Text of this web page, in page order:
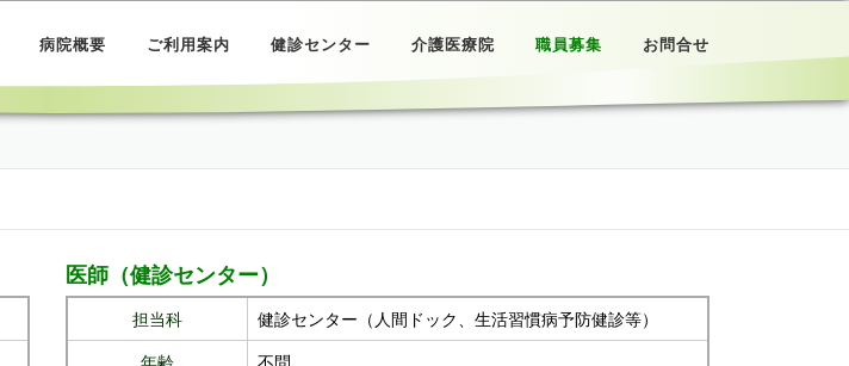
病院概要 ご利用案内 健診センター 介護医療院 職員募集 お問合せ
医師（健診センター）
担当科
健診センター（人間ドック、生活習慣病予防健診等）
年齢
不問